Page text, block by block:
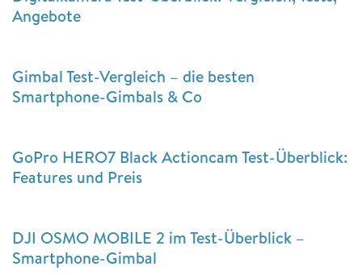
Angebote
Gimbal Test-Vergleich – die besten
Smartphone-Gimbals & Co
GoPro HERO7 Black Actioncam Test-Überblick:
Features und Preis
DJI OSMO MOBILE 2 im Test-Überblick –
Smartphone-Gimbal